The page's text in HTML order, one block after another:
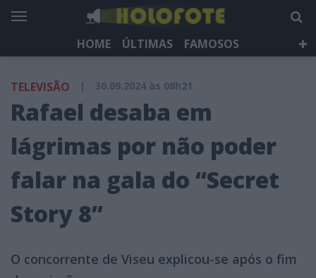
HOME ÚLTIMAS
FAMOSOS
HOLOFOTE TV
NEWSLETTER
TELEVISÃO | 30.09.2024 às 08h21
Rafael desaba em
lágrimas por não poder
falar na gala do “Secret
Story 8”
O concorrente de Viseu explicou-se após o fim